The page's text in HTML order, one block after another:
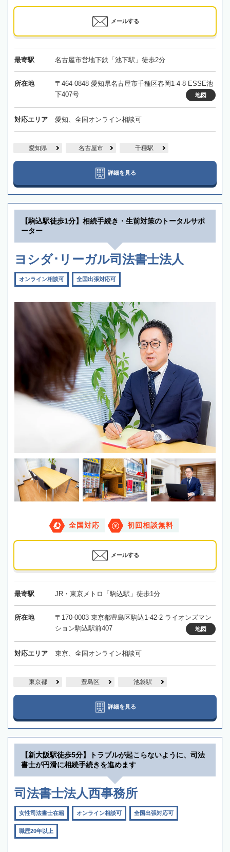
メールする
最寄駅 名古屋市営地下鉄「池下駅」徒歩2分
所在地
〒464-0848 愛知県名古屋市千種区春岡1-4-8 ESSE池
下407号
地図
対応エリア 愛知、全国オンライン相談可
愛知県 名古屋市 千種駅
詳細を見る
【駒込駅徒歩1分】相続手続き・生前対策のトータルサポ
ーター
ヨシダ･リーガル司法書士法人
オンライン相談可 全国出張対応可
全国対応 初回相談無料
メールする
最寄駅 JR・東京メトロ「駒込駅」徒歩1分
所在地
〒170-0003 東京都豊島区駒込1-42-2 ライオンズマン
ション駒込駅前407
地図
対応エリア 東京、全国オンライン相談可
東京都 豊島区 池袋駅
詳細を見る
【新大阪駅徒歩5分】トラブルが起こらないように、司法
書士が円滑に相続手続きを進めます
司法書士法人西事務所
女性司法書士在籍 オンライン相談可 全国出張対応可
職歴20年以上